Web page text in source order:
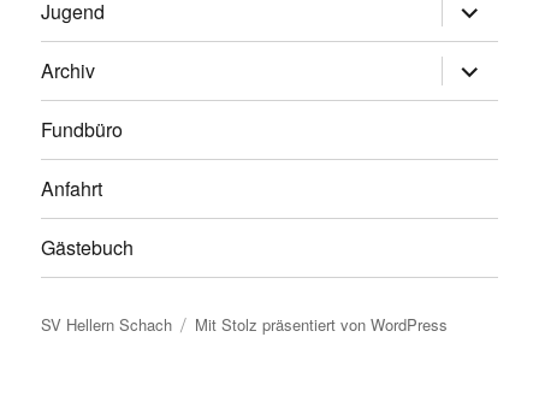
Jugend
anzeigen
Archiv
anzeigen
Fundbüro
Anfahrt
Gästebuch
SV Hellern Schach Mit Stolz präsentiert von WordPress